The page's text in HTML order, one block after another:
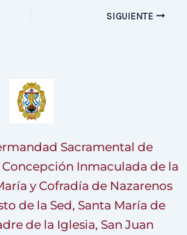
SIGUIENTE
Sacramental de
Inmaculada de la
y Cofradía de Nazarenos
de la Sed, Santa María de
de la Iglesia, San Juan